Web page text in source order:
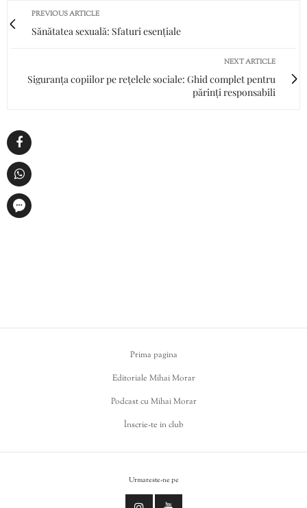
PREVIOUS ARTICLE
Sănătatea sexuală: Sfaturi esențiale
NEXT ARTICLE
Siguranța copiilor pe rețelele sociale: Ghid complet pentru
părinți responsabili
Prima pagina
Editoriale Mihai Morar
Podcast cu Mihai Morar
Înscrie-te in club
Urmareste-ne pe